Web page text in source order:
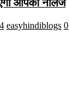
आपकी नाॅलेज
easyhindiblogs 0